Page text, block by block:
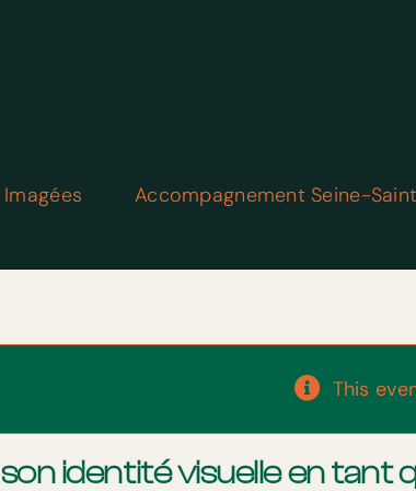
Accompagnement Seine-
This
identité visuelle en tant